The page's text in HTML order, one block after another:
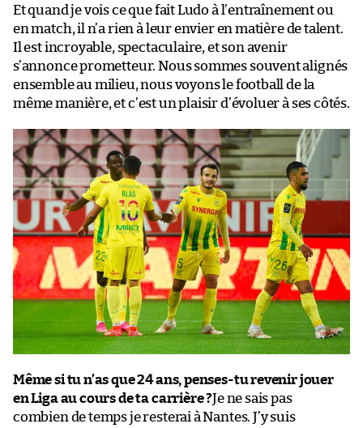
Et quand je vois ce que fait Ludo à l’entraînement ou
en match, il n’a rien à leur envier en matière de talent.
Il est incroyable, spectaculaire, et son avenir
s’annonce prometteur. Nous sommes souvent alignés
ensemble au milieu, nous voyons le football de la
même manière, et c’est un plaisir d’évoluer à ses côtés.
Même si tu n’as que 24 ans, penses-tu revenir jouer
en Liga au cours de ta carrière ?Je ne sais pas
combien de temps je resterai à Nantes. J’y suis